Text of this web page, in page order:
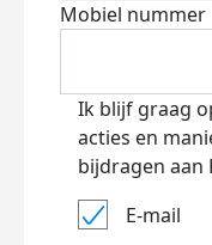
Mobiel nummer
Ik blijf graag
acties en
bijdragen aan
E-mail